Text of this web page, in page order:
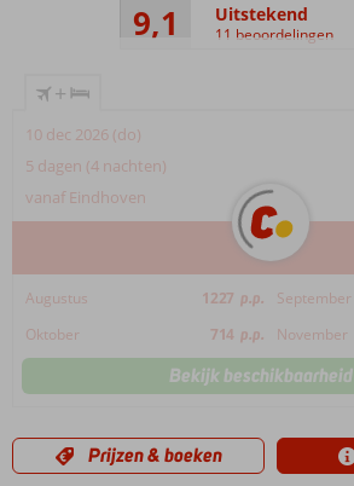
9,1 Uitstekend
11 beoordelingen
+
10 dec 2026 (do)
5 dagen (4 nachten)
vanaf Eindhoven
Augustus 1227 p.p. September
Oktober
714 p.p. November
Bekijk beschikbaarheid
Prijzen & boeken